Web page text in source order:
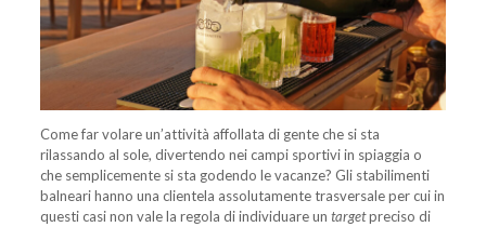
Come far volare un’attività affollata di gente che si sta
rilassando al sole, divertendo nei campi sportivi in spiaggia o
che semplicemente si sta godendo le vacanze? Gli stabilimenti
balneari hanno una clientela assolutamente trasversale per cui in
questi casi non vale la regola di individuare un targetpreciso di